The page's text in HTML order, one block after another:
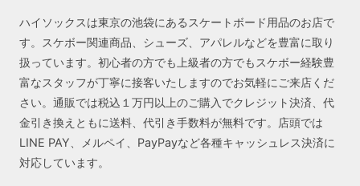
ハイソックスは東京の池袋にあるスケートボード用品のお店で
す。スケボー関連商品、シューズ、アパレルなどを豊富に取り
扱っています。初心者の方でも上級者の方でもスケボー経験豊
富なスタッフが丁寧に接客いたしますのでお気軽にご来店くだ
さい。通販では税込１万円以上のご購入でクレジット決済、代
金引き換えともに送料、代引き手数料が無料です。店頭では
LINE PAY、メルペイ、PayPayなど各種キャッシュレス決済に
対応しています。